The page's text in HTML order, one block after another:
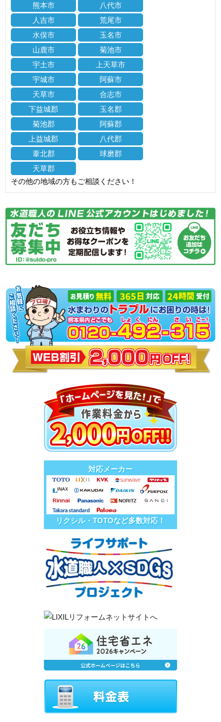
熊本市
八代市
人吉市
荒尾市
水俣市
玉名市
山鹿市
菊池市
宇土市
上天草市
宇城市
阿蘇市
天草市
合志市
下益城郡
玉名郡
菊池郡
阿蘇郡
上益城郡
八代郡
葦北郡
球磨郡
天草郡
その他の地域の方もご相談ください！
対応メーカー
リクシル・TOTOなど多数対応！